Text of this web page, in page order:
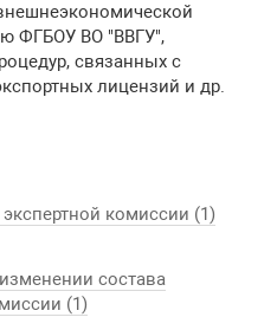
ФГБОУ ВО "ВВГУ",
связанных с
лицензий и др.
комиссии (1)
состава
(1)